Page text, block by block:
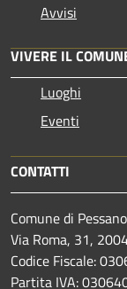
Avvisi
VIVERE IL
Luoghi
Eventi
CONTATTI
Comune di
Via Roma, 31,
Codice Fiscale:
Partita IVA: